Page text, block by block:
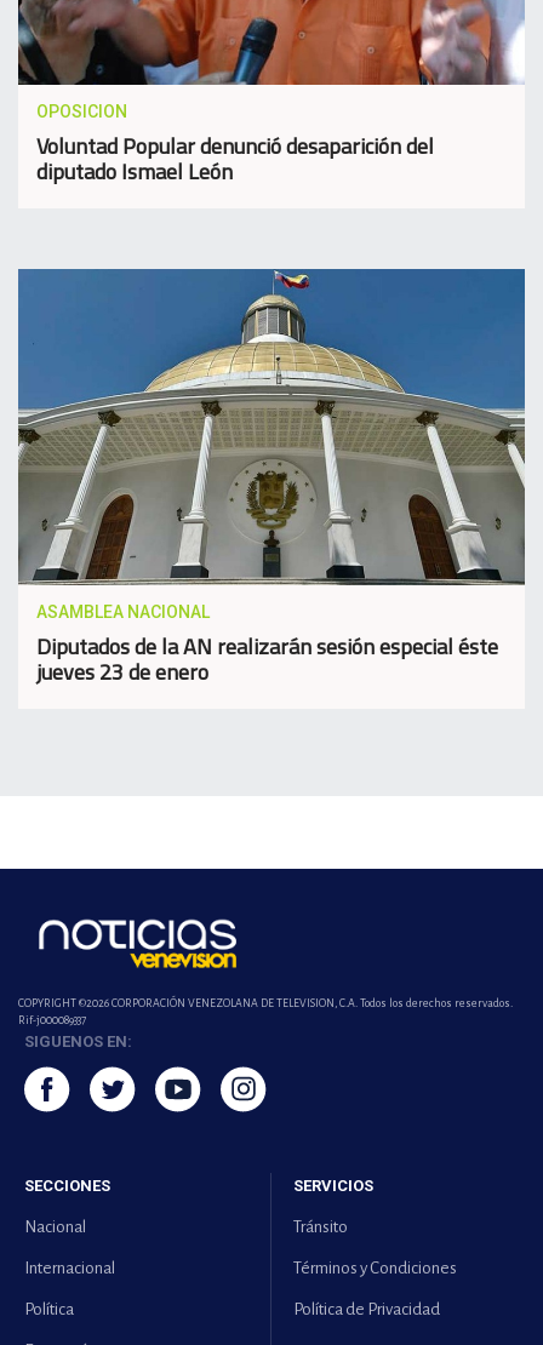
OPOSICION
Voluntad Popular denunció desaparición del
diputado Ismael León
ASAMBLEA NACIONAL
Diputados de la AN realizarán sesión especial éste
jueves 23 de enero
COPYRIGHT ©2026 CORPORACIÓN VENEZOLANA DE TELEVISION, C.A. Todos los derechos reservados.
Rif-j000089337
SIGUENOS EN:
SECCIONES
Nacional
Internacional
Política
SERVICIOS
Tránsito
Términos y Condiciones
Política de Privacidad